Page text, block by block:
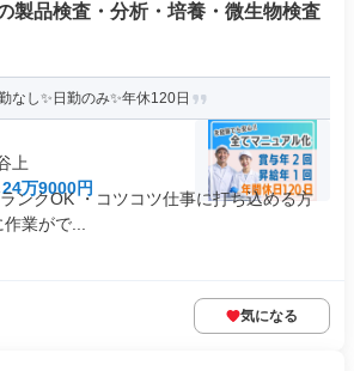
製品検査・分析・培養・微生物検査
なし✨日勤のみ✨年休120日
上
万9000円
ンクOK ・コツコツ仕事に打ち込める方
業がで...
気になる